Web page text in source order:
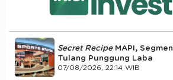
Secret RecipeMAPI, Segmen
Tulang Punggung Laba
07/08/2026, 22:14 WIB